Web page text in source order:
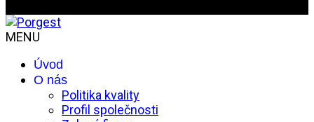
MENU
Úvod
O nás
Politika kvality
Profil společnosti